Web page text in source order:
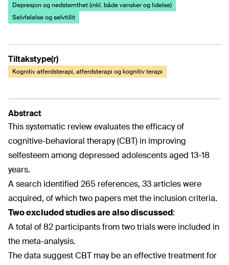
Depresjon og nedstemthet (inkl. både vansker og lidelse)
Selvfølelse og selvtillit
Tiltakstype(r)
Kognitiv atferdsterapi, atferdsterapi og kognitiv terapi
Abstract
This systematic review evaluates the efficacy of
cognitive-behavioral therapy (CBT) in improving
selfesteem among depressed adolescents aged 13-18
years.
A search identified 265 references, 33 articles were
acquired, of which two papers met the inclusion criteria.
Two excluded studies are also discussed:
A total of 82 participants from two trials were included in
the meta-analysis.
The data suggest CBT may be an effective treatment for